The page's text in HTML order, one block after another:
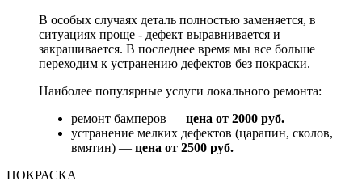
В особых случаях деталь полностью заменяется, в
ситуациях проще - дефект выравнивается и
закрашивается. В последнее время мы все больше
переходим к устранению дефектов без покраски.
Наиболее популярные услуги локального ремонта:
ремонт бамперов — цена от 2000 руб.
устранение мелких дефектов (царапин, сколов,
вмятин) — цена от 2500 руб.
ПОКРАСКА